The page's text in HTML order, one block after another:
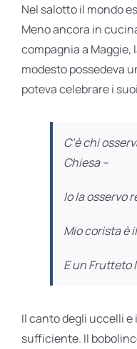
Nel salotto il mondo
Meno ancora in
compagnia a Maggie,
modesto possedeva
poteva celebrare i
C’è chi
Chiesa –
Io la osservo
Mio corista è
E un Frutteto
Il canto degli uccelli
sufficiente. Il